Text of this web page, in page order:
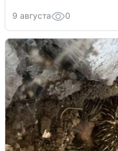
9 августа 0